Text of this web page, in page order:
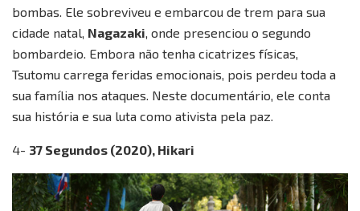
bombas. Ele sobreviveu e embarcou de trem para sua
cidade natal, Nagazaki, onde presenciou o segundo
bombardeio. Embora não tenha cicatrizes físicas,
Tsutomu carrega feridas emocionais, pois perdeu toda a
sua família nos ataques. Neste documentário, ele conta
sua história e sua luta como ativista pela paz.
4- 37 Segundos (2020), Hikari